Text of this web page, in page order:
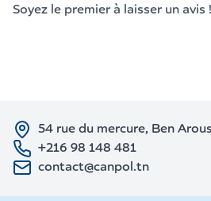
Soyez le premier à laisser un avis !
54 rue du mercure, Ben Arous
+216 98 148 481
contact@canpol.tn